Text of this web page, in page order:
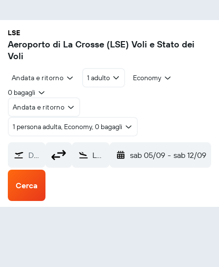
LSE
Aeroporto di La Crosse (LSE) Voli e Stato dei
Voli
Andata e ritorno 1 adulto
Economy
0 bagagli
Andata e ritorno
1 persona adulta, Economy, 0 bagagli
Da dove? La Crosse (LSE) sab 05/09 - sab 12/09
Cerca